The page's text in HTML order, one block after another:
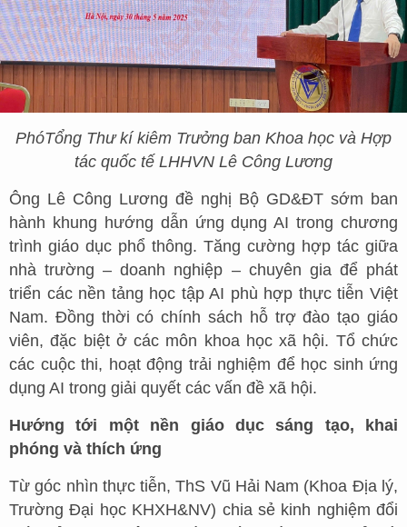
PhóTổng Thư kí kiêm Trưởng ban Khoa học và Hợp
tác quốc tế LHHVN Lê Công Lương
Ông Lê Công Lương đề nghị Bộ GD&ĐT sớm ban
hành khung hướng dẫn ứng dụng AI trong chương
trình giáo dục phổ thông. Tăng cường hợp tác giữa
nhà trường – doanh nghiệp – chuyên gia để phát
triển các nền tảng học tập AI phù hợp thực tiễn Việt
Nam. Đồng thời có chính sách hỗ trợ đào tạo giáo
viên, đặc biệt ở các môn khoa học xã hội. Tổ chức
các cuộc thi, hoạt động trải nghiệm để học sinh ứng
dụng AI trong giải quyết các vấn đề xã hội.
Hướng tới một nền giáo dục sáng tạo, khai
phóng và thích ứng
Từ góc nhìn thực tiễn, ThS Vũ Hải Nam (Khoa Địa lý,
Trường Đại học KHXH&NV) chia sẻ kinh nghiệm đổi